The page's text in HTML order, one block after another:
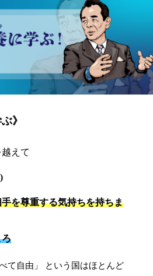
養に学ぶ！～転ばぬ先の杖～
》
えて
を尊重する気持ちを持ちま
ろ
て自由」 という国はほとんど